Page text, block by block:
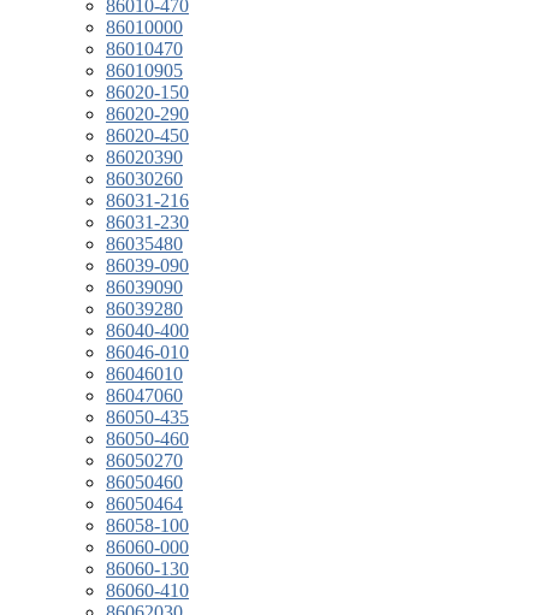
86010-470
86010000
86010470
86010905
86020-150
86020-290
86020-450
86020390
86030260
86031-216
86031-230
86035480
86039-090
86039090
86039280
86040-400
86046-010
86046010
86047060
86050-435
86050-460
86050270
86050460
86050464
86058-100
86060-000
86060-130
86060-410